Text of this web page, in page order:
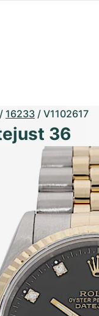
/ 16233 / V1102617
36